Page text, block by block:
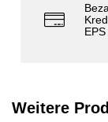
Weitere